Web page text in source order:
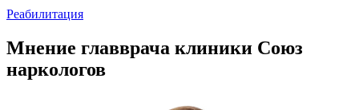
Реабилитация
Мнение главврача клиники Союз
наркологов